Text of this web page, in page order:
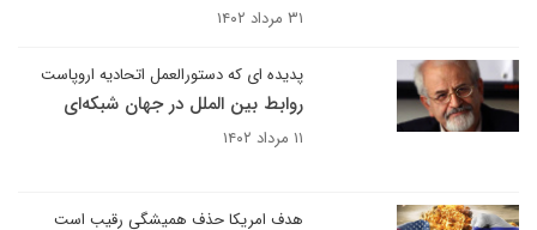
۳۱ مرداد ۱۴۰۲
پدیده ای که دستورالعمل اتحادیه اروپاست
روابط بین الملل در جهان شبکه‌ای
۱۱ مرداد ۱۴۰۲
هدف امریکا حذف همیشگی رقیب است